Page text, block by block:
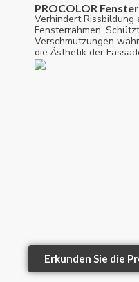
PROCOLOR
Verhindert Rissbildung
Fensterrahmen.
Verschmutzungen
die Ästhetik der
Erkunden Sie die